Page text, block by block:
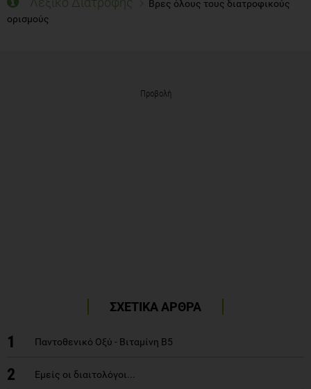
Βρες όλους τους διατροφικούς
ορισμούς
Προβολή
ΣΧΕΤΙΚΑ ΑΡΘΡΑ
1 Παντοθενικό Οξύ - Βιταμίνη Β5
2 Εμείς οι διαιτολόγοι...